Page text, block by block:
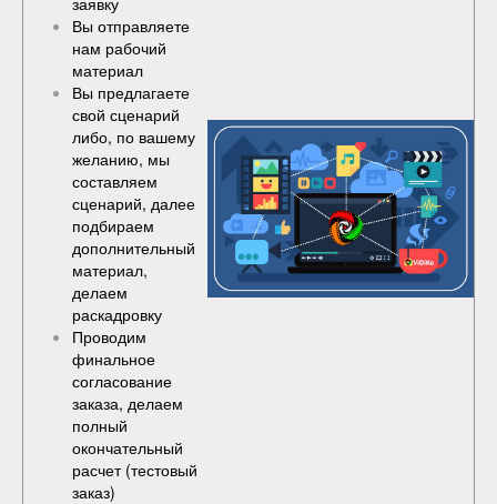
Вы отправляете
нам рабочий
материал
Вы предлагаете
свой сценарий
либо, по вашему
желанию, мы
составляем
сценарий, далее
подбираем
дополнительный
материал,
делаем
раскадровку
Проводим
финальное
согласование
заказа, делаем
полный
окончательный
расчет (тестовый
заказ)